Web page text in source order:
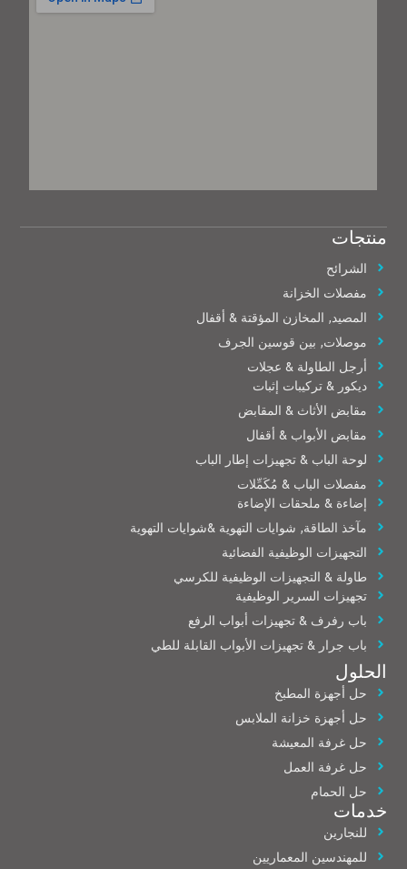
منتجات
الشرائح
مفصلات الخزانة
المصيد, المخازن المؤقتة & أقفال
موصلات, بين قوسين الجرف
أرجل الطاولة & عجلات
ديكور & تركيبات إثبات
مقابض الأثاث & المقابض
مقابض الأبواب & أقفال
لوحة الباب & تجهيزات إطار الباب
مفصلات الباب & مُكَمِّلات
إضاءة & ملحقات الإضاءة
مآخذ الطاقة, شوايات التهوية &شوايات التهوية
التجهيزات الوظيفية الفضائية
طاولة & التجهيزات الوظيفية للكرسي
تجهيزات السرير الوظيفية
باب رفرف & تجهيزات أبواب الرفع
باب جرار & تجهيزات الأبواب القابلة للطي
الحلول
حل أجهزة المطبخ
حل أجهزة خزانة الملابس
حل غرفة المعيشة
حل غرفة العمل
حل الحمام
خدمات
للنجارين
للمهندسين المعماريين